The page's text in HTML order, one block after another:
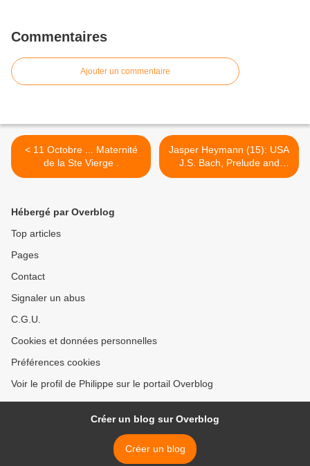
Commentaires
Ajouter un commentaire
< 11 Octobre ... Maternité
de la Ste Vierge .
Jasper Heymann (15): USA
J.S. Bach, Prelude and
Fugue No. 12 in F Minor >
Hébergé par Overblog
Top articles
Pages
Contact
Signaler un abus
C.G.U.
Cookies et données personnelles
Préférences cookies
Voir le profil de Philippe sur le portail Overblog
Créer un blog sur Overblog
Créer un blog